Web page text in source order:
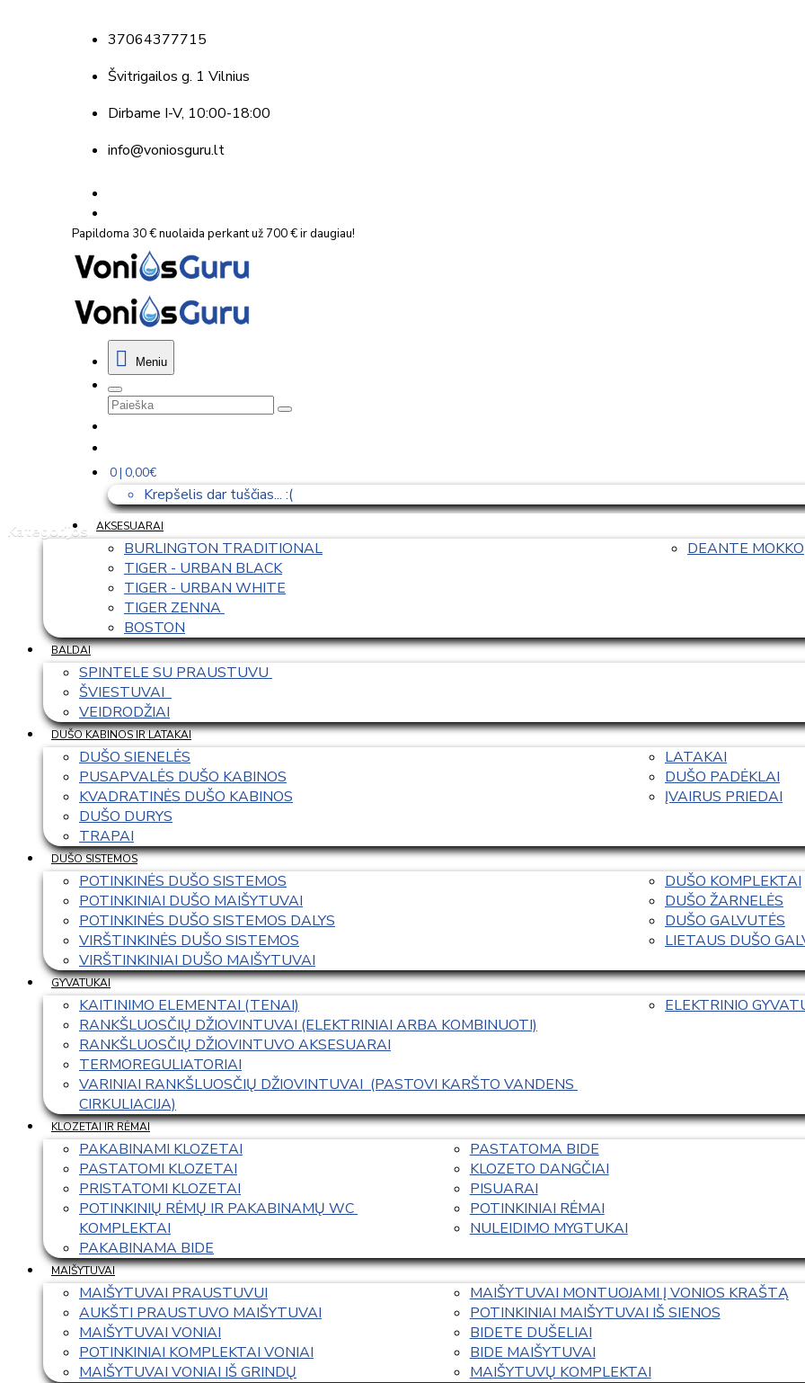
37064377715
Švitrigailos g. 1 Vilnius
Dirbame I-V, 10:00-18:00
info@voniosguru.lt
Papildoma 30 € nuolaida perkant už 700 € ir daugiau!
Meniu
0 | 0,00€
Krepšelis dar tuščias... :(
Kategorijos
AKSESUARAI
BURLINGTON TRADITIONAL
TIGER - URBAN BLACK
TIGER - URBAN WHITE
TIGER ZENNA
BOSTON
DEANTE MOKKO
BALDAI
SPINTELE SU PRAUSTUVU
ŠVIESTUVAI
VEIDRODŽIAI
DUŠO KABINOS IR LATAKAI
DUŠO SIENELĖS
PUSAPVALĖS DUŠO KABINOS
KVADRATINĖS DUŠO KABINOS
DUŠO DURYS
TRAPAI
LATAKAI
DUŠO PADĖKLAI
ĮVAIRUS PRIEDAI
DUŠO SISTEMOS
POTINKINĖS DUŠO SISTEMOS
POTINKINIAI DUŠO MAIŠYTUVAI
POTINKINĖS DUŠO SISTEMOS DALYS
VIRŠTINKINĖS DUŠO SISTEMOS
VIRŠTINKINIAI DUŠO MAIŠYTUVAI
DUŠO KOMPLEKTAI
DUŠO ŽARNELĖS
DUŠO GALVUTĖS
LIETAUS DUŠO
GYVATUKAI
KAITINIMO ELEMENTAI (TENAI)
RANKŠLUOSČIŲ DŽIOVINTUVAI (ELEKTRINIAI ARBA KOMBINUOTI)
RANKŠLUOSČIŲ DŽIOVINTUVO AKSESUARAI
TERMOREGULIATORIAI
VARINIAI RANKŠLUOSČIŲ DŽIOVINTUVAI  (PASTOVI KARŠTO VANDENS
CIRKULIACIJA)
ELEKTRINIO
KLOZETAI IR RĖMAI
PAKABINAMI KLOZETAI
PASTATOMI KLOZETAI
PRISTATOMI KLOZETAI
POTINKINIŲ RĖMŲ IR PAKABINAMŲ WC
KOMPLEKTAI
PAKABINAMA BIDE
PASTATOMA BIDE
KLOZETO DANGČIAI
PISUARAI
POTINKINIAI RĖMAI
NULEIDIMO MYGTUKAI
MAIŠYTUVAI
MAIŠYTUVAI PRAUSTUVUI
AUKŠTI PRAUSTUVO MAIŠYTUVAI
MAIŠYTUVAI VONIAI
POTINKINIAI KOMPLEKTAI VONIAI
MAIŠYTUVAI VONIAI IŠ GRINDŲ
MAIŠYTUVAI MONTUOJAMI Į VONIOS KRAŠTĄ
POTINKINIAI MAIŠYTUVAI IŠ SIENOS
BIDETE DUŠELIAI
BIDE MAIŠYTUVAI
MAIŠYTUVŲ KOMPLEKTAI